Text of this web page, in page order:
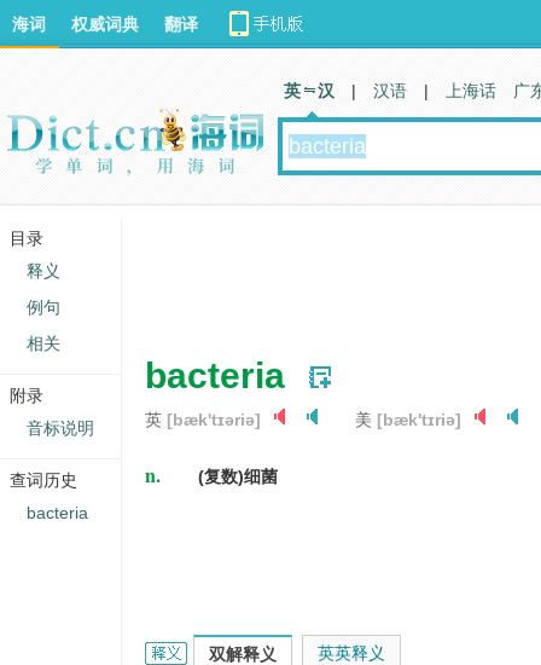
bacteria
英 [bæk'tɪəriə] 美 [bæk'tɪriə]
n. (复数)细菌
bacteria的英文翻译是什么意思，词典释义与在线翻
双解释义 英英释义
海词 权威词典 翻译
英 汉 | 汉语 | 上海话 广
目录
释义
例句
相关
附录
音标说明
查词历史
bacteria